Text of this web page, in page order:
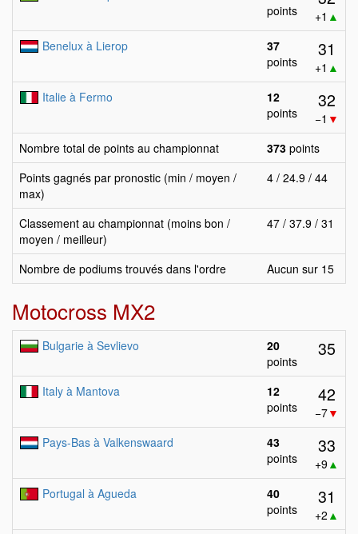
points
+1 ▲
Benelux à Lierop
37
points
31
+1 ▲
Italie à Fermo
12
points
32
−1 ▼
Nombre total de points au championnat
373 points
Points gagnés par pronostic (min / moyen /
max)
4 / 24.9 / 44
Classement au championnat (moins bon /
moyen / meilleur)
47 / 37.9 / 31
Nombre de podiums trouvés dans l'ordre Aucun sur 15
Motocross MX2
Bulgarie à Sevlievo
20
points
35
Italy à Mantova
12
points
42
−7▼
Pays-Bas à Valkenswaard
43
points
33
+9▲
Portugal à Agueda
40
points
31
+2 ▲